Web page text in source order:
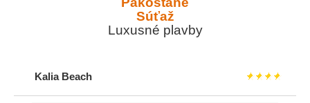
Súťaž
Luxusné plavby
Kalia Beach